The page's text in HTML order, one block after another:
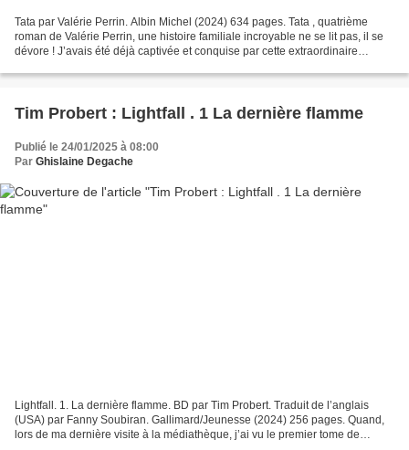
Tata par Valérie Perrin. Albin Michel (2024) 634 pages. Tata , quatrième
roman de Valérie Perrin, une histoire familiale incroyable ne se lit pas, il se
dévore ! J’avais été déjà captivée et conquise par cette extraordinaire
Tim Probert : Lightfall . 1 La dernière flamme
Publié le 24/01/2025 à 08:00
Par Ghislaine Degache
Lightfall. 1. La dernière flamme. BD par Tim Probert. Traduit de l’anglais
(USA) par Fanny Soubiran. Gallimard/Jeunesse (2024) 256 pages. Quand,
lors de ma dernière visite à la médiathèque, j’ai vu le premier tome de